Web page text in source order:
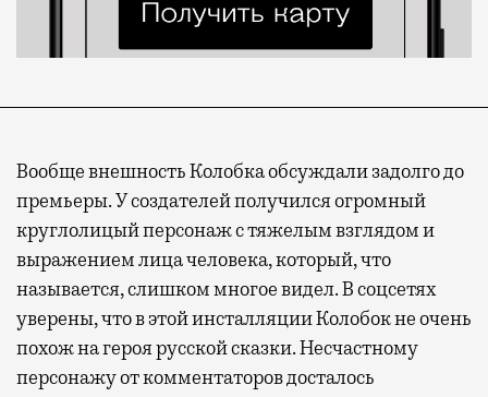
Вообще внешность Колобка обсуждали задолго до
премьеры. У создателей получился огромный
круглолицый персонаж с тяжелым взглядом и
выражением лица человека, который, что
называется, слишком многое видел. В соцсетях
уверены, что в этой инсталляции Колобок не очень
похож на героя русской сказки. Несчастному
персонажу от комментаторов досталось